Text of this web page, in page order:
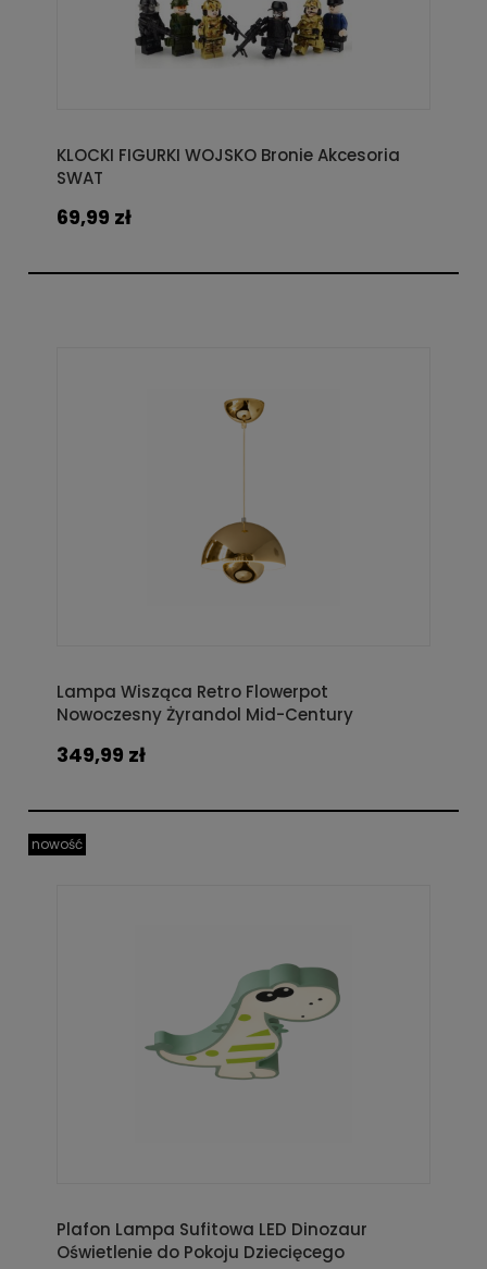
KLOCKI FIGURKI WOJSKO Bronie Akcesoria
SWAT
69,99 zł
Lampa Wisząca Retro Flowerpot
Nowoczesny Żyrandol Mid-Century
349,99 zł
Plafon Lampa Sufitowa LED Dinozaur
Oświetlenie do Pokoju Dziecięcego
nowość